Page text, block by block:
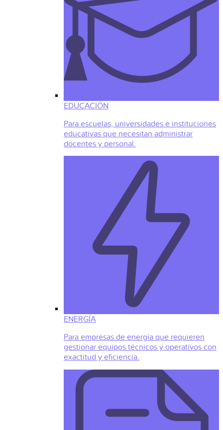
EDUCACIÓN
Para escuelas, universidades e instituciones
educativas que necesitan administrar
docentes y personal.
ENERGÍA
Para empresas de energía que requieren
gestionar equipos técnicos y operativos con
exactitud y eficiencia.